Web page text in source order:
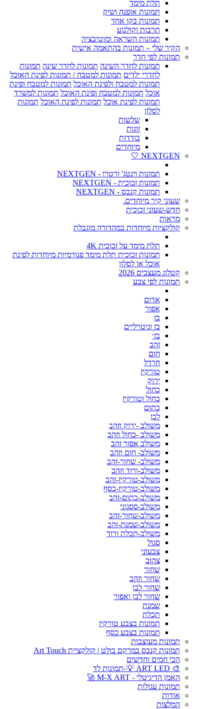
תלת מימד
תמונות אופנה ושיק
תמונות בקו אחד
תרבות וקולנוע
תמונות השראה ומוטיבציה
הקיר שלי – תמונות בהתאמה אישית
תמונות לפי חדר
תמונות לחדר השינה תמונות לחדר שינה תמונות
לחדרי ילדים תמונות למטבח / תמונות לפינת האוכל
תמונות למטבח ולפינת האוכל תמונות למטבח ופינת
אוכל תמונות למטבח ופינת האוכל תמונות למשרד
תמונות לפינת אוכל תמונות לפינת האוכל תמונות
לסלון
שלשות
זוגות
בודדות
מיוחדים
NEXTGEN 🤍
תמונות וינטג' ורטרו - NEXTGEN
תמונות זכוכית - NEXTGEN
תמונות קנבס - NEXTGEN
שעוני קיר מיוחדים.
חדש-שעוני זכוכית
מראות
קולקציות מיוחדות במהדורה מוגבלת
תלת מימד על זכוכית 4K
תמונות זכוכית תלת מימד פנורמיות מיוחדות לפינת
אוכל או לסלון
קטלוג מעצבים 2026
תמונות לפי צבע
אדום
אפור
בז
בז וניטרליים
בז׳
זהב
חום
חרדל
טורקיז
ירוק
כחול
כחול וטורקיז
כתום
לבן
משולב -ירוק וזהב
משולב -כחול וזהב
משולב אפור זהב
משולב- חום וזהב
משולב- שחור-זהב
משולב-ורוד וזהב
משולב-טורקיז-זהב
משולב-טורקיז-כסף
משולב-כתום-זהב
משולב-ססגוני
משולב-שחור-זהב
משולב-שמנת-זהב
משולב-תכלת ורוד
סגול
צבעוני
צהוב
שחור
שחור וזהב
שחור לבן
שחור לבן ואפור
שמנת
תכלת
תמונות בצבע טורקיז
תמונות בצבע כסף
תמונות מעוצבות
תמונות קנבס במרקם בולט | קולקציית Art Touch
הכי חמים וחדשים
🎨 ART LED 💡-תמונות לד
האמן הדיגיטלי - M-X ART 🚀
תמונות עגולות
אודות
המלצות